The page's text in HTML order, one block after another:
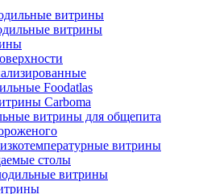
витрины
витрины
Foodatlas
Carboma
витрины для общепита
витрины
столы
витрины